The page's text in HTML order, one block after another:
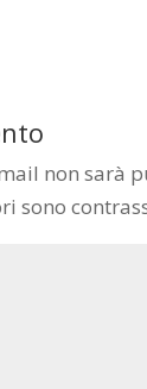
non sarà
sono